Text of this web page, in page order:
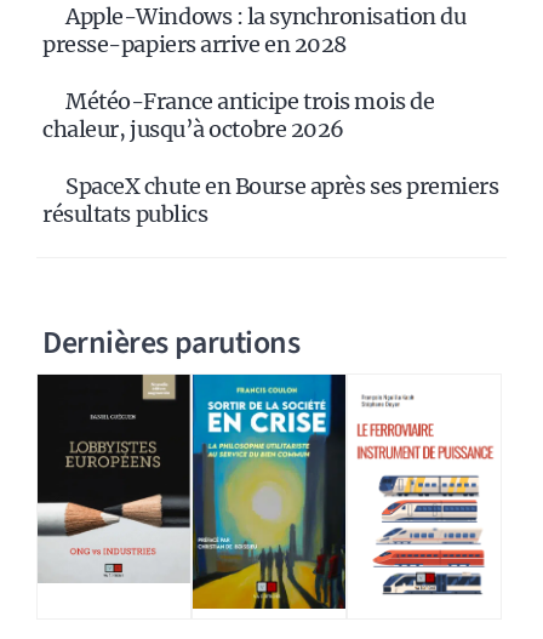
Apple-Windows : la synchronisation du
presse-papiers arrive en 2028
Météo-France anticipe trois mois de
chaleur, jusqu’à octobre 2026
SpaceX chute en Bourse après ses premiers
résultats publics
Dernières parutions